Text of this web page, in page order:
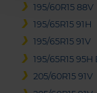
195/60R15 88V
195/65R15 91H
195/65R15 91V
195/65R15 95H
205/60R15 91V